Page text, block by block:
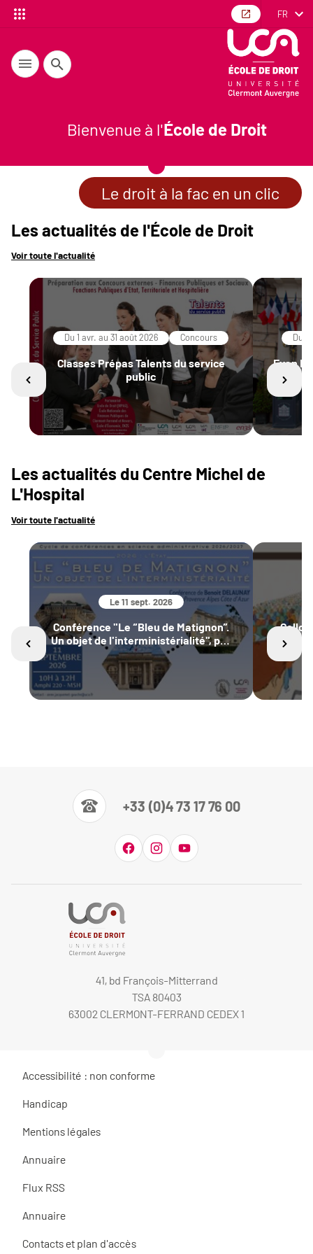
FR
Recherche
Bienvenue à l'École de Droit
Le droit à la fac en un clic
Les actualités de l'École de Droit
Voir toute l'actualité
Du 1 avr. au 31 août 2026 Concours
Classes Prépas Talents du service
public
Du 1
Evan
et
Les actualités du Centre Michel de
L'Hospital
Voir toute l'actualité
Le 11 sept. 2026
Conférence "Le “Bleu de Matignon”.
Un objet de l'interministérialité", par
Benoît Delaunay, Recteur de la région
académique Provence-Alpes-Côte
d'Azur - Pr Anne Jacquemet-Gauché
(coord.)
+33 (0)4 73 17 76 00
41, bd François-Mitterrand
TSA 80403
63002 CLERMONT-FERRAND CEDEX 1
Accessibilité : non conforme
Handicap
Mentions légales
Annuaire
Flux RSS
Annuaire
Contacts et plan d'accès